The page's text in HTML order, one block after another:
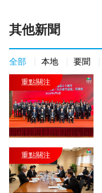
其他新聞
全部 本地 要聞